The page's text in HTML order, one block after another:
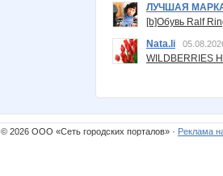
ЛУЧШАЯ
[b]Обувь Ralf
Nata.li
© 2026 ООО «Сеть городских порталов» · Реклама